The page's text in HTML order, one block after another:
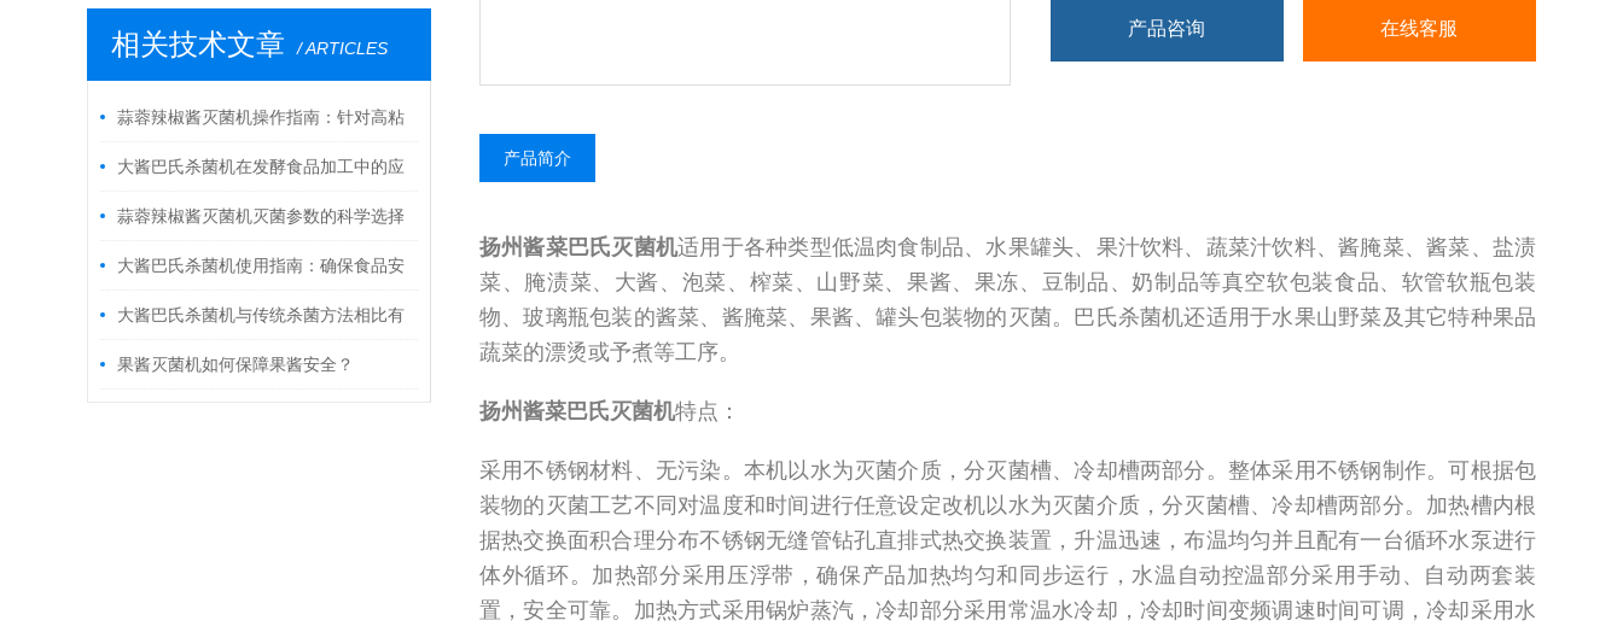
相关技术文章 / ARTICLES
蒜蓉辣椒酱灭菌机操作指南：针对高粘
度酱料的温度控制与均匀加热技巧
大酱巴氏杀菌机在发酵食品加工中的应
用 蒜蓉辣椒酱灭菌机灭菌参数的科学选择
方法​大酱巴氏杀菌机使用指南：确保食品安
全的精准之道
大酱巴氏杀菌机与传统杀菌方法相比有
什么优势？
果酱灭菌机如何保障果酱安全？
产品咨询 在线客服
产品简介
扬州酱菜巴氏灭菌机适用于各种类型低温肉食制品、水果罐头、果汁饮料、蔬菜汁饮料、酱腌菜、酱菜、盐渍
菜、腌渍菜、大酱、泡菜、榨菜、山野菜、果酱、果冻、豆制品、奶制品等真空软包装食品、软管软瓶包装
物、玻璃瓶包装的酱菜、酱腌菜、果酱、罐头包装物的灭菌。巴氏杀菌机还适用于水果山野菜及其它特种果品
蔬菜的漂烫或予煮等工序。
扬州酱菜巴氏灭菌机特点：
采用不锈钢材料、无污染。本机以水为灭菌介质，分灭菌槽、冷却槽两部分。整体采用不锈钢制作。可根据包
装物的灭菌工艺不同对温度和时间进行任意设定改机以水为灭菌介质，分灭菌槽、冷却槽两部分。加热槽内根
据热交换面积合理分布不锈钢无缝管钻孔直排式热交换装置，升温迅速，布温均匀并且配有一台循环水泵进行
体外循环。加热部分采用压浮带，确保产品加热均匀和同步运行，水温自动控温部分采用手动、自动两套装
置，安全可靠。加热方式采用锅炉蒸汽，冷却部分采用常温水冷却，冷却时间变频调速时间可调，冷却采用水